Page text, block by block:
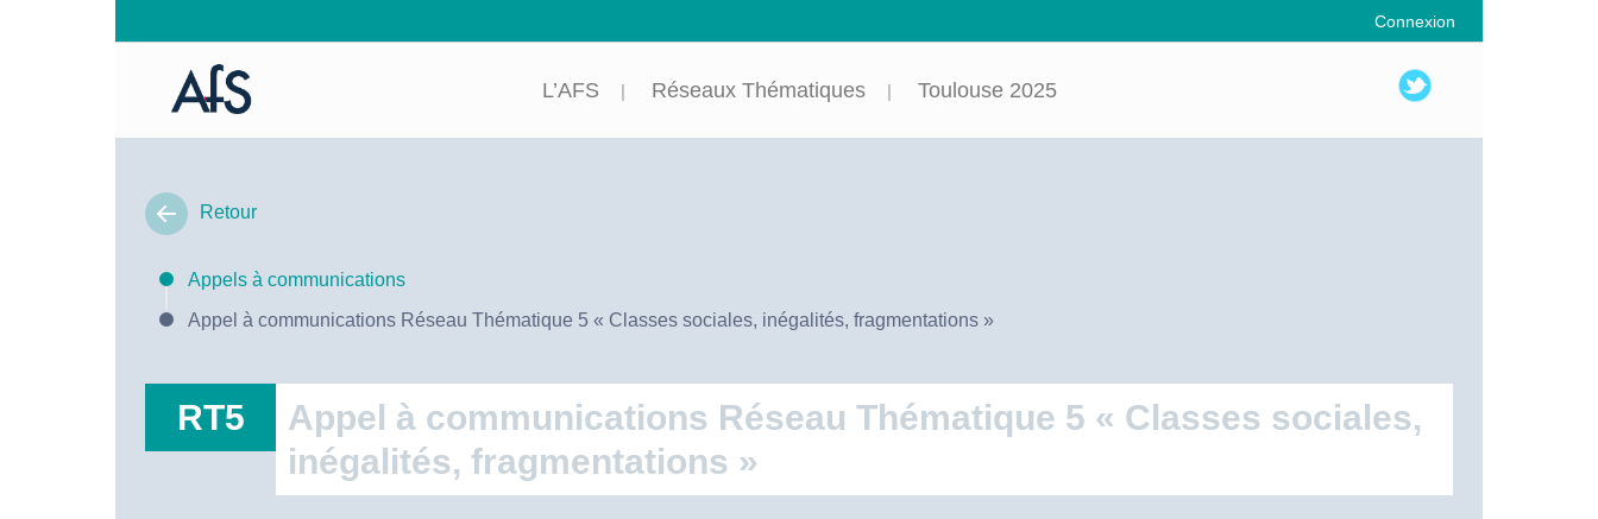
Connexion
L’AFS Réseaux Thématiques Toulouse 2025
Retour
Appels à communications
Appel à communications Réseau Thématique 5 « Classes sociales, inégalités, fragmentations »
RT5
Appel à communications Réseau Thématique 5 « Classes sociales,
inégalités, fragmentations »